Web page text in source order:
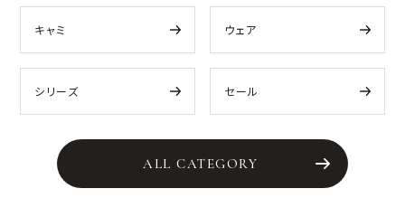
キャミ ウェア
シリーズ セール
ALL CATEGORY